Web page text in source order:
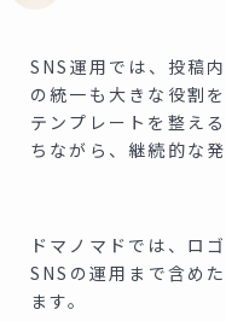
SNS運用では、投稿
の統一も大きな役割を
テンプレートを整え
ちながら、継続的な
ドマノマドでは、ロ
SNSの運用まで含め
ます。